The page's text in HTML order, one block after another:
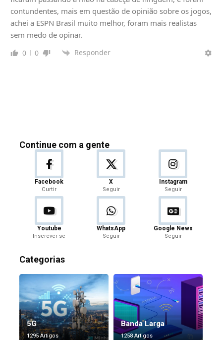
contundentes, mais em questão de opinião sobre os jogos,
achei a ESPN Brasil muito melhor, foram mais realistas
sem medo de opinar.
0 0 Responder
Continue com a gente
Facebook
Curtir
X
Seguir
Instagram
Seguir
Youtube
Inscrever-se
WhatsApp
Seguir
Google News
Seguir
Categorias
5G
1295 Artigos
Banda Larga
1258 Artigos